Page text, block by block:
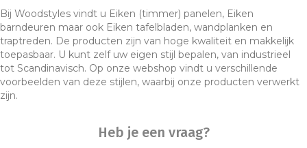
Bij Woodstyles vindt u Eiken (timmer) panelen, Eiken
barndeuren maar ook Eiken tafelbladen, wandplanken en
traptreden. De producten zijn van hoge kwaliteit en makkelijk
toepasbaar. U kunt zelf uw eigen stijl bepalen, van industrieel
tot Scandinavisch. Op onze webshop vindt u verschillende
voorbeelden van deze stijlen, waarbij onze producten verwerkt
zijn.
Heb je een vraag?